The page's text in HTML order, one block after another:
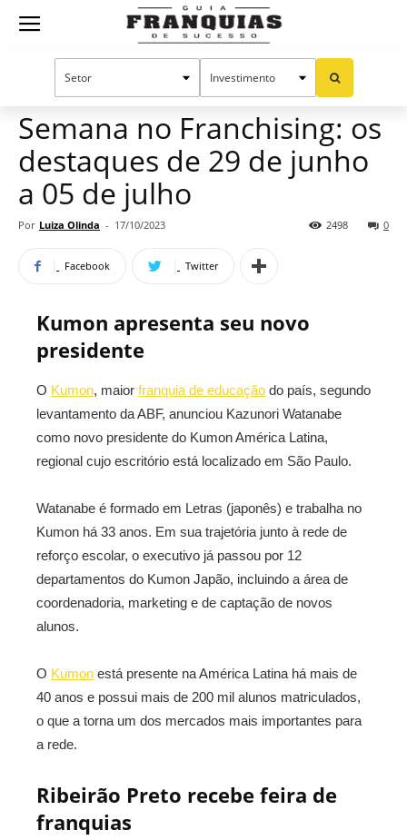
Guia
Manual do sucesso
Semana no Franchising: os
destaques de 29 de junho
a 05 de julho
Por Luiza Olinda - 17/10/2023 0
2498
Facebook Twitter
Kumon apresenta seu novo
presidente
O Kumon, maior franquia de educação do país, segundo
levantamento da ABF, anunciou Kazunori Watanabe
como novo presidente do Kumon América Latina,
regional cujo escritório está localizado em São Paulo.
Watanabe é formado em Letras (japonês) e trabalha no
Kumon há 33 anos. Em sua trajetória junto à rede de
reforço escolar, o executivo já passou por 12
departamentos do Kumon Japão, incluindo a área de
coordenadoria, marketing e de captação de novos
alunos.
O Kumon está presente na América Latina há mais de
40 anos e possui mais de 200 mil alunos matriculados,
o que a torna um dos mercados mais importantes para
a rede.
Ribeirão Preto recebe feira de
franquias